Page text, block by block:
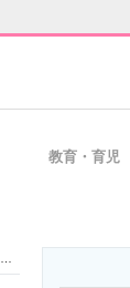
教育・育児